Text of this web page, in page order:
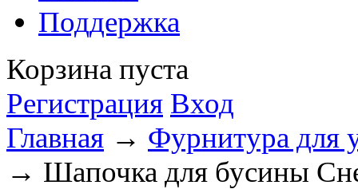
Поддержка
Корзина пуста
Регистрация Вход
Главная → Фурнитура для
→ Шапочка для бусины